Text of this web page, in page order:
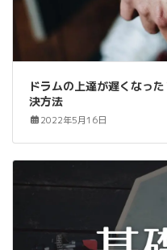
ドラムの上達が遅くなっ
決方法
2022年5月16日